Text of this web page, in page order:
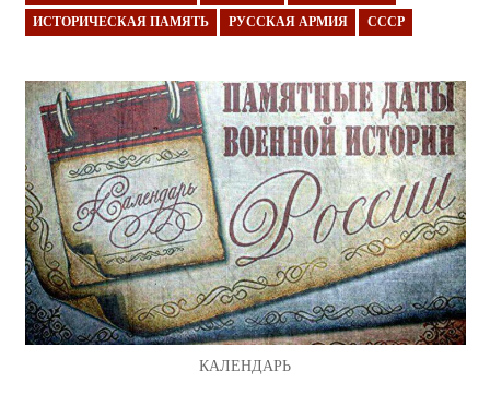
ИСТОРИЧЕСКАЯ ПАМЯТЬ РУССКАЯ АРМИЯ СССР
КАЛЕНДАРЬ